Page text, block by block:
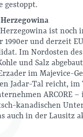
gestoppt.
ist noch
1990er und derzeit
Im Nordosten des
und Salz
im Majevice-
Jadar-Tal reicht, im
ARCORE
kanadischen
auch in der Lausitz